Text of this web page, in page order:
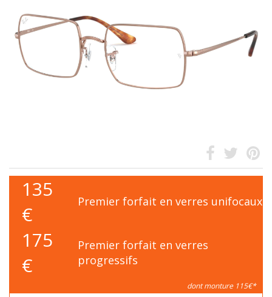
135
€
Premier forfait en verres unifocaux
175
€
Premier forfait en verres
progressifs
dont monture 115€*